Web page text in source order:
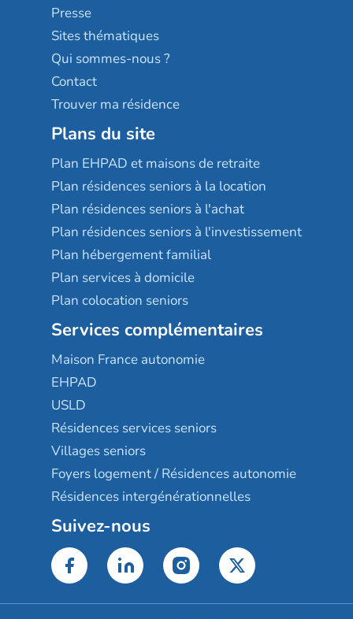
Sérénys
Résidences services Villa Médicis
Presse
Sites thématiques
Qui sommes-nous ?
Contact
Trouver ma résidence
Plans du site
Plan EHPAD et maisons de retraite
Plan résidences seniors à la location
Plan résidences seniors à l'achat
Plan résidences seniors à l'investissement
Plan hébergement familial
Plan services à domicile
Plan colocation seniors
Services complémentaires
Maison France autonomie
EHPAD
USLD
Résidences services seniors
Villages seniors
Foyers logement / Résidences autonomie
Résidences intergénérationnelles
Suivez-nous